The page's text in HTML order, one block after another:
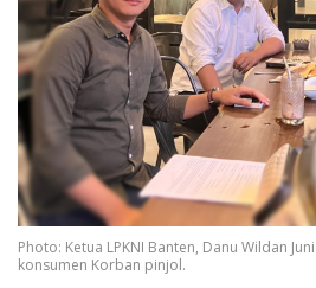
Photo: Ketua LPKNI Banten, Danu Wildan
konsumen Korban pinjol.